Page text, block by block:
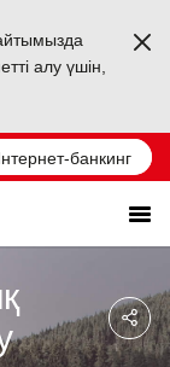
алу үшін,
банкинг